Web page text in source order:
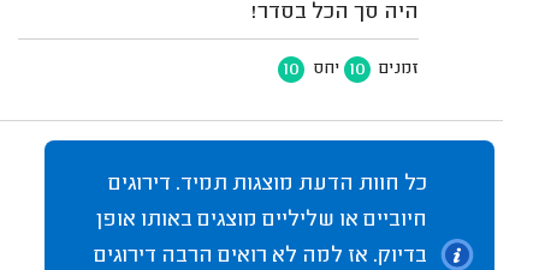
היה סך הכל בסדר!
זמנים 10 יחס 10
כל חוות הדעת מוצגות תמיד. דירוגים
חיוביים או שליליים מוצגים באותו אופן
בדיוק. אז למה לא רואים הרבה דירוגים